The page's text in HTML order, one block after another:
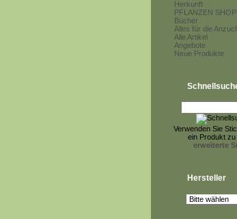
Herkunft
PFLANZEN SHOP
Bücher
Alles für die
Alle Artikel
Angebote
Neue Produkte
Verwenden Sie
ein Produkt zu
erweiterte
Hersteller